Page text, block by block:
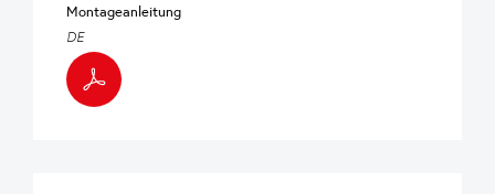
Montageanleitung
DE